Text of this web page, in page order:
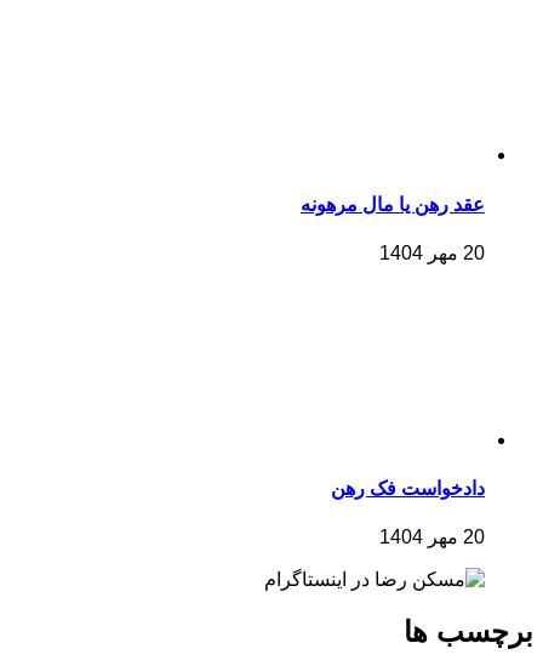
عقد رهن یا مال مرهونه
20 مهر 1404
دادخواست فک رهن
20 مهر 1404
برچسب ها